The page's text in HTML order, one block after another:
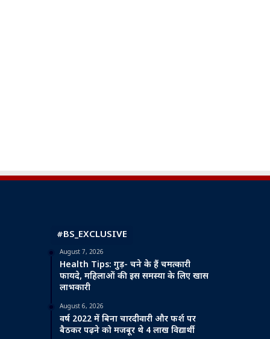
#BS_EXCLUSIVE
August 7, 2026
Health Tips: गुड़- चने के हैं चमत्कारी
फायदे, महिलाओं की इस समस्या के लिए खास
लाभकारी
August 6, 2026
वर्ष 2022 में बिना चारदीवारी और फर्श पर
बैठकर पढ़ने को मजबूर थे 4 लाख विद्यार्थी